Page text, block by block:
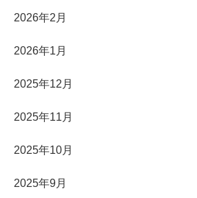
2026年2月
2026年1月
2025年12月
2025年11月
2025年10月
2025年9月